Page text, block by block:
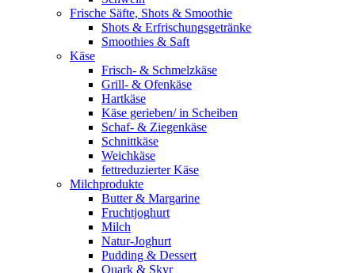
Frische Säfte, Shots & Smoothie
Shots & Erfrischungsgetränke
Smoothies & Saft
Käse
Frisch- & Schmelzkäse
Grill- & Ofenkäse
Hartkäse
Käse gerieben/ in Scheiben
Schaf- & Ziegenkäse
Schnittkäse
Weichkäse
fettreduzierter Käse
Milchprodukte
Butter & Margarine
Fruchtjoghurt
Milch
Natur-Joghurt
Pudding & Dessert
Quark & Skyr